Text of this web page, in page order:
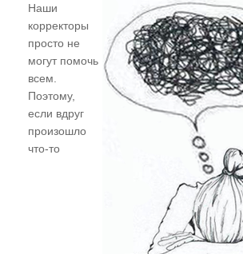
Наши
корректоры
просто не
могут помочь
всем.
Поэтому,
если вдруг
произошло
что-то